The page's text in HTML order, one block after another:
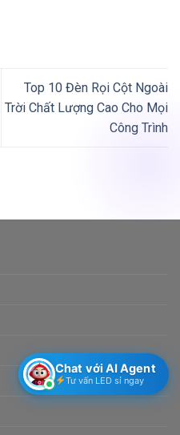
Top 10 Đèn Rọi Cột Ngoài
Trời Chất Lượng Cao Cho Mọi
Công Trình
Chat với AI Agent
Tư vấn LED sỉ ngay